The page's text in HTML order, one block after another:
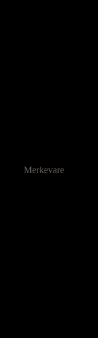
Merkevare